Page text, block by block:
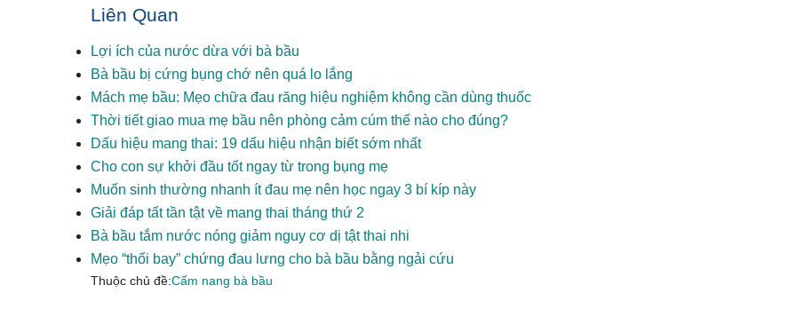
Liên Quan
Lợi ích của nước dừa với bà bầu
Bà bầu bị cứng bụng chớ nên quá lo lắng
Mách mẹ bầu: Mẹo chữa đau răng hiệu nghiệm không cần dùng thuốc
Thời tiết giao mua mẹ bầu nên phòng cảm cúm thế nào cho đúng?
Dấu hiệu mang thai: 19 dấu hiệu nhận biết sớm nhất
Cho con sự khởi đầu tốt ngay từ trong bụng mẹ
Muốn sinh thường nhanh ít đau mẹ nên học ngay 3 bí kíp này
Giải đáp tất tần tật về mang thai tháng thứ 2
Bà bầu tắm nước nóng giảm nguy cơ dị tật thai nhi
Mẹo “thổi bay” chứng đau lưng cho bà bầu bằng ngải cứu
Thuộc chủ đề:Cẩm nang bà bầu